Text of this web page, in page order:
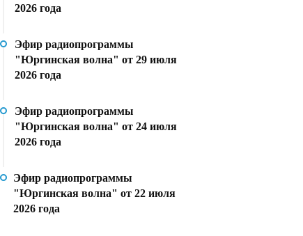
2026 года
Эфир радиопрограммы
"Юргинская волна" от 29 июля
2026 года
Эфир радиопрограммы
"Юргинская волна" от 24 июля
2026 года
Эфир радиопрограммы
"Юргинская волна" от 22 июля
2026 года